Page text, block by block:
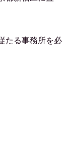
たる事務所を必